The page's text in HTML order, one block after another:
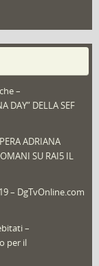
–
DAY” DELLA SEF
ADRIANA
SU RAI5 IL
– DgTvOnline.com
–
per il